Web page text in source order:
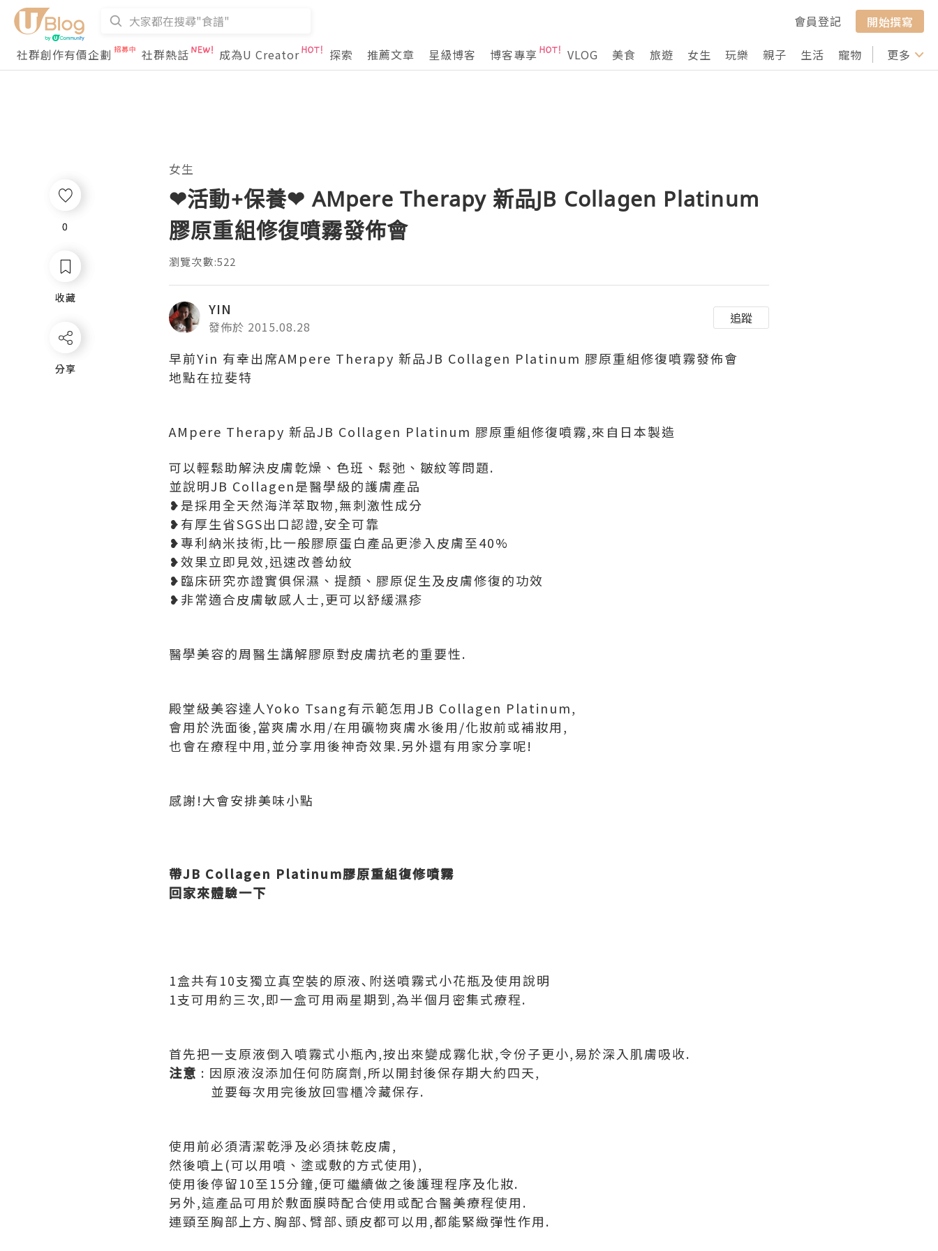
會員登記
開始撰寫
社群創作有價企劃
社群熱話 成為U Creator 探索 推薦文章 星級博客 博客專享 VLOG 美食 旅遊 女生 玩樂 親子 生活 寵物 行山 打卡
更多
0
收藏
分享
女生
❤活動+保養❤ AMpere Therapy 新品JB Collagen Platinum
膠原重組修復噴霧發佈會
瀏覽次數:522
YIN
發佈於 2015.08.28
追蹤
早前Yin 有幸出席AMpere Therapy 新品JB Collagen Platinum 膠原重組修復噴霧發佈會
地點在拉斐特
AMpere Therapy 新品JB Collagen Platinum 膠原重組修復噴霧,來自日本製造
可以輕鬆助解決皮膚亁燥、色班、鬆弛、皺紋等問題.
並說明JB Collagen是醫學級的護膚產品
❥是採用全天然海洋萃取物,無刺激性成分
❥有厚生省SGS出口認證,安全可靠
❥專利納米技術,比一般膠原蛋白產品更滲入皮膚至40%
❥效果立即見效,迅速改善幼紋
❥臨床研究亦證實俱保濕、提顏、膠原促生及皮膚修復的功效
❥非常適合皮膚敏感人士,更可以舒緩濕疹
醫學美容的周醫生講解膠原對皮膚抗老的重要性.
殿堂級美容達人Yoko Tsang有示範怎用JB Collagen Platinum,
會用於洗面後,當爽膚水用/在用礦物爽膚水後用/化妝前或補妝用,
也會在療程中用,並分享用後神奇效果.另外還有用家分享呢!
感謝!大會安排美味小點
帶JB Collagen Platinum膠原重組復修噴霧
回家來體驗一下
1盒共有10支獨立真空裝的原液､附送噴霧式小花瓶及使用說明
1支可用約三次,即一盒可用兩星期到,為半個月密集式療程.
首先把一支原液倒入噴霧式小瓶內,按出來變成霧化狀,令份子更小,易於深入肌膚吸收.
注意 : 因原液沒添加任何防腐劑,所以開封後保存期大約四天,
並要每次用完後放回雪櫃冷藏保存.
使用前必須清潔乾淨及必須抹乾皮膚,
然後噴上(可以用噴、塗或敷的方式使用),
使用後停留10至15分鐘,便可繼續做之後護理程序及化妝.
另外,這產品可用於敷面膜時配合使用或配合醫美療程使用.
連頸至胸部上方､胸部､臂部､頭皮都可以用,都能緊緻彈性作用.
0
收藏
分享